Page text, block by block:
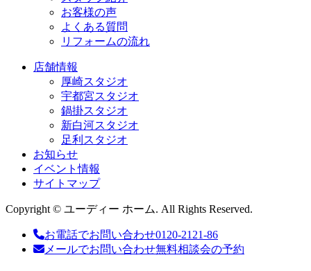
お客様の声
よくある質問
リフォームの流れ
店舗情報
厚崎スタジオ
宇都宮スタジオ
鍋掛スタジオ
新白河スタジオ
足利スタジオ
お知らせ
イベント情報
サイトマップ
Copyright © ユーディー ホーム. All Rights Reserved.
お電話でお問い合わせ0120-2121-86
メールでお問い合わせ無料相談会の予約